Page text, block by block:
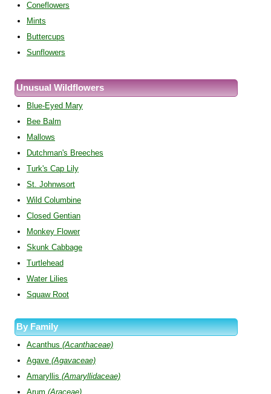
Coneflowers
Mints
Buttercups
Sunflowers
Unusual Wildflowers
Blue-Eyed Mary
Bee Balm
Mallows
Dutchman's Breeches
Turk's Cap Lily
St. Johnwsort
Wild Columbine
Closed Gentian
Monkey Flower
Skunk Cabbage
Turtlehead
Water Lilies
Squaw Root
By Family
Acanthus (Acanthaceae)
Agave (Agavaceae)
Amaryllis (Amaryllidaceae)
Arum (Araceae)